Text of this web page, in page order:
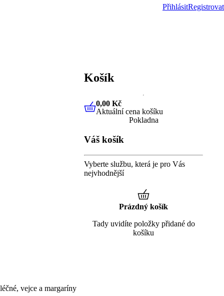
PřihlásitRegistrovat
vejce a margaríny
Košík
0,00 KčAktuální cena košíku
0,00 Kč
Aktuální cena košíku
Pokladna
Váš košík
Vyberte službu, která je pro Vás
nejvhodnější
Prázdný košík
Tady uvidíte položky přidané do
košíku